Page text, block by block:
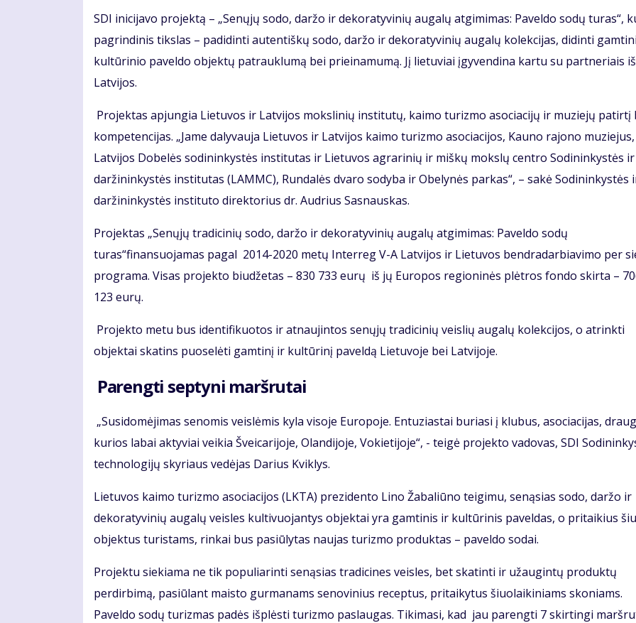
SDI inicijavo projektą – „Senųjų sodo, daržo ir dekoratyvinių augalų atgimimas: Paveldo sodų turas“,
pagrindinis tikslas – padidinti autentiškų sodo, daržo ir dekoratyvinių augalų kolekcijas, didinti
kultūrinio paveldo objektų patrauklumą bei prieinamumą. Jį lietuviai įgyvendina kartu su partneriais iš
Latvijos.
Projektas apjungia Lietuvos ir Latvijos mokslinių institutų, kaimo turizmo asociacijų ir muziejų patirtį
kompetencijas. „Jame dalyvauja Lietuvos ir Latvijos kaimo turizmo asociacijos, Kauno rajono muziejus,
Latvijos Dobelės sodininkystės institutas ir Lietuvos agrarinių ir miškų mokslų centro Sodininkystės ir
daržininkystės institutas (LAMMC), Rundalės dvaro sodyba ir Obelynės parkas“, – sakė Sodininkystės
daržininkystės instituto direktorius dr. Audrius Sasnauskas.
Projektas „Senųjų tradicinių sodo, daržo ir dekoratyvinių augalų atgimimas: Paveldo sodų
turas“finansuojamas pagal 2014-2020 metų Interreg V-A Latvijos ir Lietuvos bendradarbiavimo per
programa. Visas projekto biudžetas – 830 733 eurų iš jų Europos regioninės plėtros fondo skirta –
123 eurų.
Projekto metu bus identifikuotos ir atnaujintos senųjų tradicinių veislių augalų kolekcijos, o atrinkti
objektai skatins puoselėti gamtinį ir kultūrinį paveldą Lietuvoje bei Latvijoje.
Parengti septyni maršrutai
„Susidomėjimas senomis veislėmis kyla visoje Europoje. Entuziastai buriasi į klubus, asociacijas,
kurios labai aktyviai veikia Šveicarijoje, Olandijoje, Vokietijoje“, - teigė projekto vadovas, SDI
technologijų skyriaus vedėjas Darius Kviklys.
Lietuvos kaimo turizmo asociacijos (LKTA) prezidento Lino Žabaliūno teigimu, senąsias sodo, daržo ir
dekoratyvinių augalų veisles kultivuojantys objektai yra gamtinis ir kultūrinis paveldas, o pritaikius
objektus turistams, rinkai bus pasiūlytas naujas turizmo produktas – paveldo sodai.
Projektu siekiama ne tik populiarinti senąsias tradicines veisles, bet skatinti ir užaugintų produktų
perdirbimą, pasiūlant maisto gurmanams senovinius receptus, pritaikytus šiuolaikiniams skoniams.
Paveldo sodų turizmas padės išplėsti turizmo paslaugas. Tikimasi, kad jau parengti 7 skirtingi